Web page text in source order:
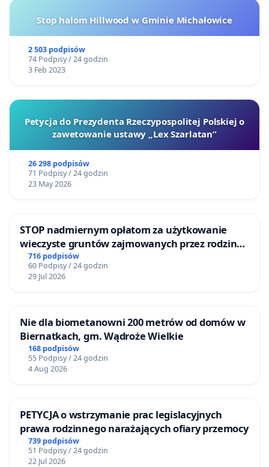
Stop halom Hillwood w Gminie Michałowice
2 503 podpisów
74 Podpisy / 24 godzin
3 Feb 2023
Petycja do Prezydenta Rzeczypospolitej Polskiej o
zawetowanie ustawy „Lex Szarlatan”
26 298 podpisów
71 Podpisy / 24 godzin
23 May 2026
STOP nadmiernym opłatom za użytkowanie
wieczyste gruntów zajmowanych przez rodzinne
ogrody działkowe.
716 podpisów
60 Podpisy / 24 godzin
29 Jul 2026
Nie dla biometanowni 200 metrów od domów w
Biernatkach, gm. Wądroże Wielkie
168 podpisów
55 Podpisy / 24 godzin
4 Aug 2026
PETYCJA o wstrzymanie prac legislacyjnych
prawa rodzinnego narażających ofiary przemocy
739 podpisów
51 Podpisy / 24 godzin
22 Jul 2026